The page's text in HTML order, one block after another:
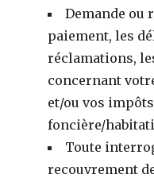
Demande ou
paiement, les
réclamations,
concernant
et/ou vos
foncière/
Toute
recouvrement